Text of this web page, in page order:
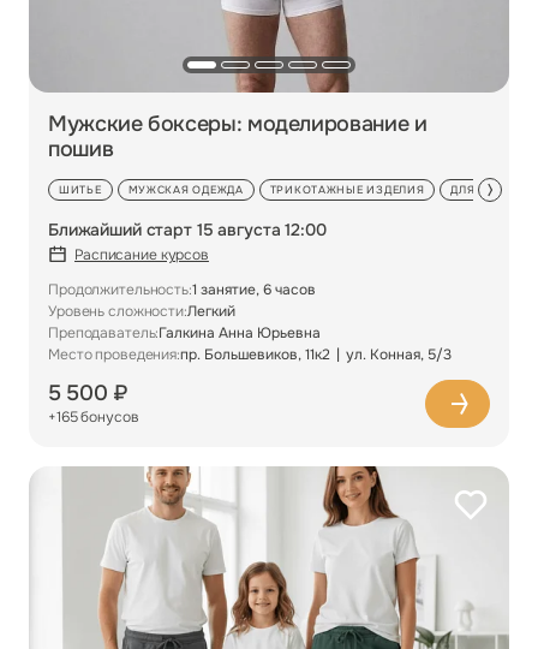
Мужские боксеры: моделирование и
пошив
ШИТЬЕ МУЖСКАЯ ОДЕЖДА ТРИКОТАЖНЫЕ ИЗДЕЛИЯ ДЛЯ
Продолжительность:1 занятие, 6 часов
Уровень сложности:Легкий
Преподаватель:Галкина Анна Юрьевна
Место проведения:пр. Большевиков, 11к2 ул. Конная, 5/3
5 500 ₽
+165 бонусов
Ближайший старт 15 августа 12:00
Расписание курсов